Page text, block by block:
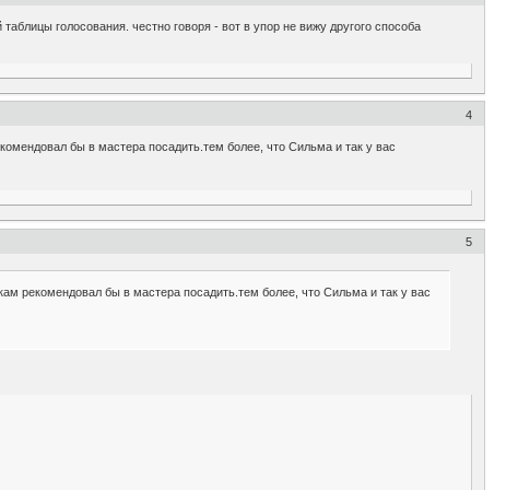
голосования. честно говоря - вот в упор не вижу другого способа
4
бы в мастера посадить.тем более, что Сильма и так у вас
5
рекомендовал бы в мастера посадить.тем более, что Сильма и так у вас